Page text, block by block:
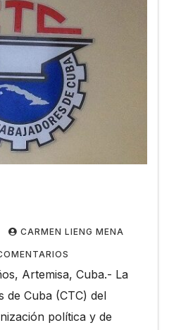
CARMEN LIENG MENA
Artemisa, Cuba.- La
de Cuba (CTC) del
política y de